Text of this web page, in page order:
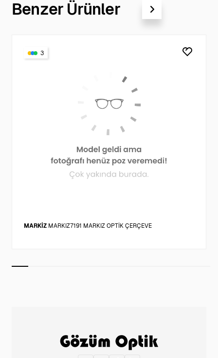
Benzer Ürünler
3
MARKİZ MARKIZ7191 MARKIZ OPTİK ÇERÇEVE